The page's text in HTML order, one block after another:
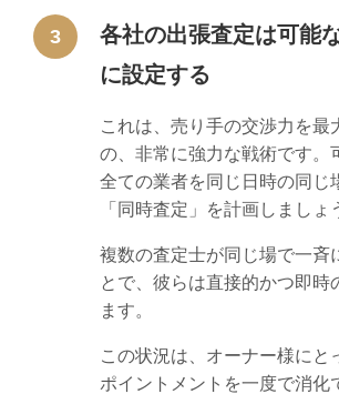
3
各社の出張査定は可能
に設定する
これは、売り手の交渉力を最
の、非常に強力な戦術です。
全ての業者を同じ日時の同じ
「同時査定」を計画しましょ
複数の査定士が同じ場で一斉
とで、彼らは直接的かつ即時
ます。
この状況は、オーナー様にと
ポイントメントを一度で消化